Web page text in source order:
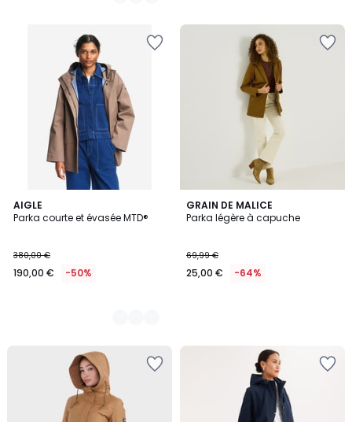
réduction
appliquée.
AIGLE
Parka courte et évasée MTD®
380,00 €
190,00 € -50%
4
Couleurs
GRAIN DE MALICE
Parka légère à capuche
69,99 €
25,00 € -64%